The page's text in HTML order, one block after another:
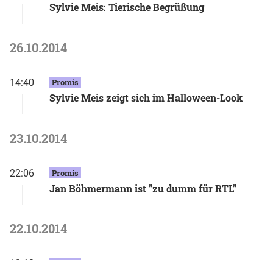
Sylvie Meis: Tierische Begrüßung
26.10.2014
14:40 Promis
Sylvie Meis zeigt sich im Halloween-Look
23.10.2014
22:06 Promis
Jan Böhmermann ist "zu dumm für RTL"
22.10.2014